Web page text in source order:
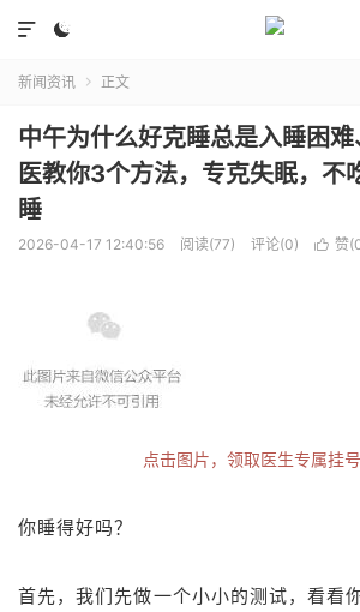


新闻资讯  正文
中午为什么好克睡总是入睡困
医教你3个方法，专克失眠，不
睡
2026-04-17 12:40:56 阅读(77) 评论(0)  赞(
点击图片，领取医生专属挂
你睡得好吗？
首先，我们先做一个小小的测试，看看